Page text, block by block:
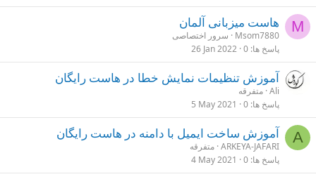
M هاست میزبانی آلمان
Msom7880
سرور اختصاصی
پاسخ ها 0
26 Jan 2022
آموزش تنظیمات نمایش خطا در هاست رایگان
Ali متفرقه
پاسخ ها 0
5 May 2021
A آموزش ساخت ایمیل با دامنه در هاست رایگان
ARKEYA-JAFARI متفرقه
پاسخ ها 0
4 May 2021